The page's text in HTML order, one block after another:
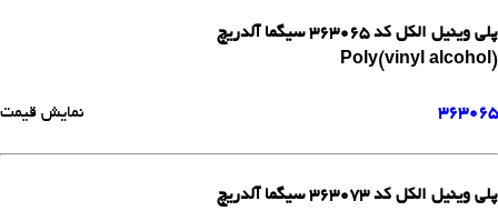
پلی وینیل الکل کد 363065 سیگما آلدریچ
Poly(vinyl alcohol)
363065 نمایش قیمت
پلی وینیل الکل کد 363073 سیگما آلدریچ